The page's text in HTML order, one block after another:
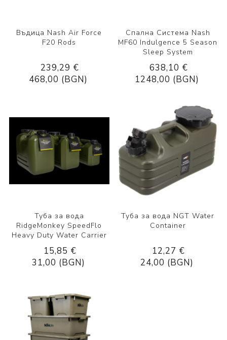
Въдица Nash Air Force
F20 Rods
239,29 €
468,00 (BGN)
Спална Система Nash
MF60 Indulgence 5 Season
Sleep System
638,10 €
1248,00 (BGN)
Туба за вода
RidgeMonkey SpeedFlo
Heavy Duty Water Carrier
15,85 €
31,00 (BGN)
Туба за вода NGT Water
Container
12,27 €
24,00 (BGN)